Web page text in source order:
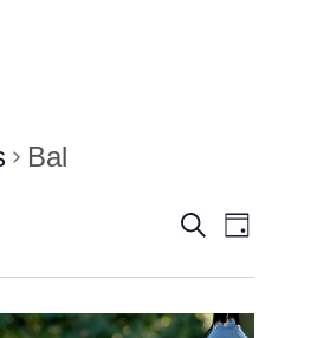
Bal
de
Recherche
de
vues
Jour